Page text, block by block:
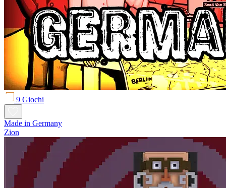
9 Giochi
Made in Germany
Zion